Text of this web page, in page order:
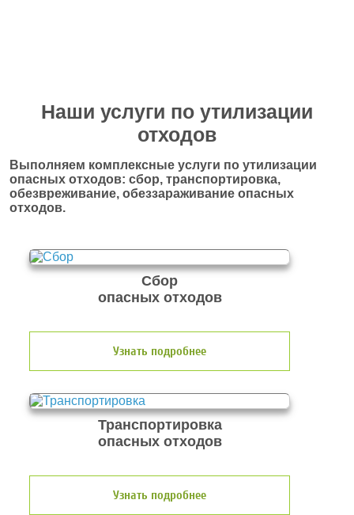
Наши услуги по утилизации
отходов
Выполняем комплексные услуги по утилизации
опасных отходов: сбор, транспортировка,
обезвреживание, обеззараживание опасных
отходов.
Сбор
опасных отходов
Узнать подробнее
Транспортировка
опасных отходов
Узнать подробнее